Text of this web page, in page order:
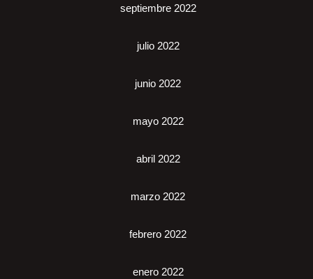
septiembre 2022
julio 2022
junio 2022
mayo 2022
abril 2022
marzo 2022
febrero 2022
enero 2022